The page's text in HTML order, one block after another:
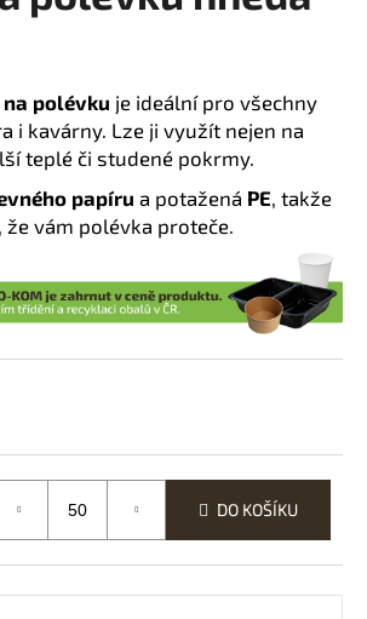
polévku je ideální pro všechny
i kavárny. Lze ji využít nejen na
teplé či studené pokrmy.
papíru a potažená PE , takže
vám polévka proteče.
DO KOŠÍKU